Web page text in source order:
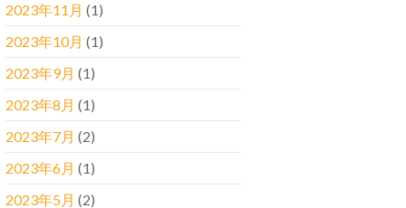
2023年11月 (1)
2023年10月 (1)
2023年9月 (1)
2023年8月 (1)
2023年7月 (2)
2023年6月 (1)
2023年5月 (2)